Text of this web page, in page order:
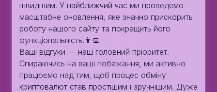
швидшим. У найближчий час ми проведемо
масштабне оновлення, яке значно прискорить
роботу нашого сайту та покращить його
функціональність.👩‍💻
Ваші відгуки — наш головний пріоритет.
Спираючись на ваші побажання, ми активно
працюємо над тим, щоб процес обміну
криптовалют став простішим і зручнішим. Дуже